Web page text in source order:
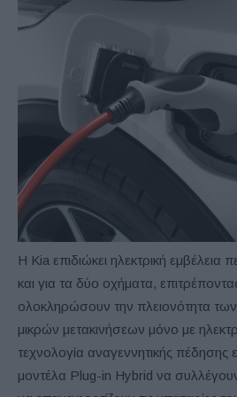
Η Kia επιδιώκει ηλεκτρική εμβέλεια
και για τα δύο οχήματα,
ολοκληρώσουν την πλειονότητα
μικρών μετακινήσεων μόνο με
τεχνολογία αναγεννητικής πέδησης
μοντέλα Plug-in Hybrid να συλλέγουν